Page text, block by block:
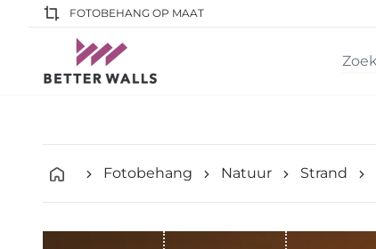
FOTOBEHANG OP MAAT
Fotobehang Natuur Strand